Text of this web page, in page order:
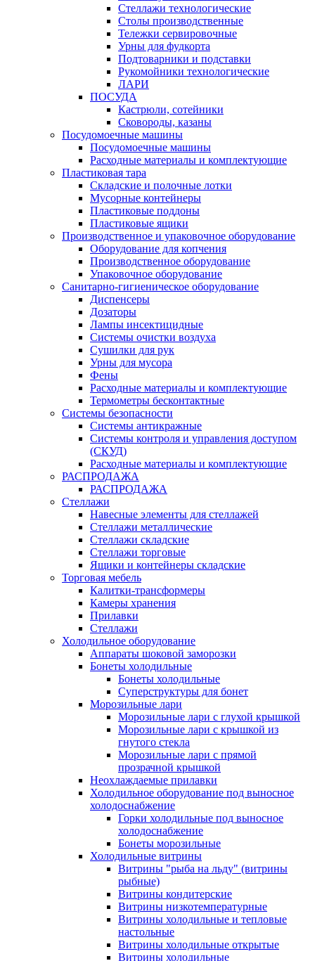
Стеллажи технологические
Столы производственные
Тележки сервировочные
Урны для фудкорта
Подтоварники и подставки
Рукомойники технологические
ЛАРИ
ПОСУДА
Кастрюли, сотейники
Сковороды, казаны
Посудомоечные машины
Посудомоечные машины
Расходные материалы и комплектующие
Пластиковая тара
Складские и полочные лотки
Мусорные контейнеры
Пластиковые поддоны
Пластиковые ящики
Производственное и упаковочное оборудование
Оборудование для копчения
Производственное оборудование
Упаковочное оборудование
Санитарно-гигиеническое оборудование
Диспенсеры
Дозаторы
Лампы инсектицидные
Системы очистки воздуха
Сушилки для рук
Урны для мусора
Фены
Расходные материалы и комплектующие
Термометры бесконтактные
Системы безопасности
Системы антикражные
Системы контроля и управления доступом
(СКУД)
Расходные материалы и комплектующие
РАСПРОДАЖА
РАСПРОДАЖА
Стеллажи
Навесные элементы для стеллажей
Стеллажи металлические
Стеллажи складские
Стеллажи торговые
Ящики и контейнеры складские
Торговая мебель
Калитки-трансформеры
Камеры хранения
Прилавки
Стеллажи
Холодильное оборудование
Аппараты шоковой заморозки
Бонеты холодильные
Бонеты холодильные
Суперструктуры для бонет
Морозильные лари
Морозильные лари с глухой крышкой
Морозильные лари с крышкой из
гнутого стекла
Морозильные лари с прямой
прозрачной крышкой
Неохлаждаемые прилавки
Холодильное оборудование под выносное
холодоснабжение
Горки холодильные под выносное
холодоснабжение
Бонеты морозильные
Холодильные витрины
Витрины "рыба на льду" (витрины
рыбные)
Витрины кондитерские
Витрины низкотемпературные
Витрины холодильные и тепловые
настольные
Витрины холодильные открытые
Витрины холодильные